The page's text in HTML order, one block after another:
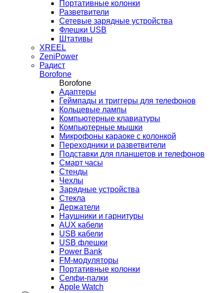
Портативные колонки
Разветвители
Сетевые зарядные устройства
Флешки USB
Штативы
XREEL
ZeniPower
Радист
Borofone
Borofone
Адаптеры
Геймпады и триггеры для телефонов
Кольцевые лампы
Компьютерные клавиатуры
Компьютерные мышки
Микрофоны караоке с колонкой
Переходники и разветвители
Подставки для планшетов и телефонов
Смарт часы
Стенды
Чехлы
Зарядные устройства
Стекла
Держатели
Наушники и гарнитуры
AUX кабели
USB кабели
USB флешки
Power Bank
FM-модуляторы
Портативные колонки
Селфи-палки
Apple Watch